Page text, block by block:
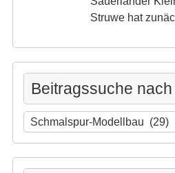
Struwe hat
Beitragssuche
Beitragssuche
nach